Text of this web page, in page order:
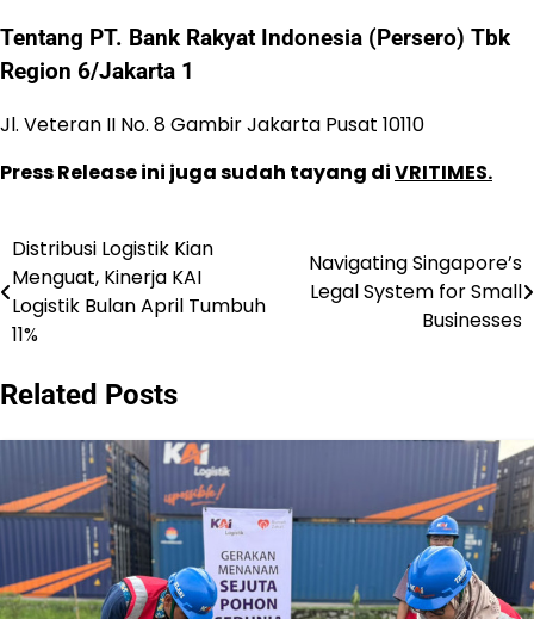
Tentang PT. Bank Rakyat Indonesia (Persero) Tbk
Region 6/Jakarta 1
Jl. Veteran II No. 8 Gambir Jakarta Pusat 10110
Press Release ini juga sudah tayang diVRITIMES.
Navigasi
pos
Distribusi Logistik Kian
Menguat, Kinerja KAI
Logistik Bulan April Tumbuh
11%
Navigating Singapore’s
Legal System for Small
Businesses
Related Posts